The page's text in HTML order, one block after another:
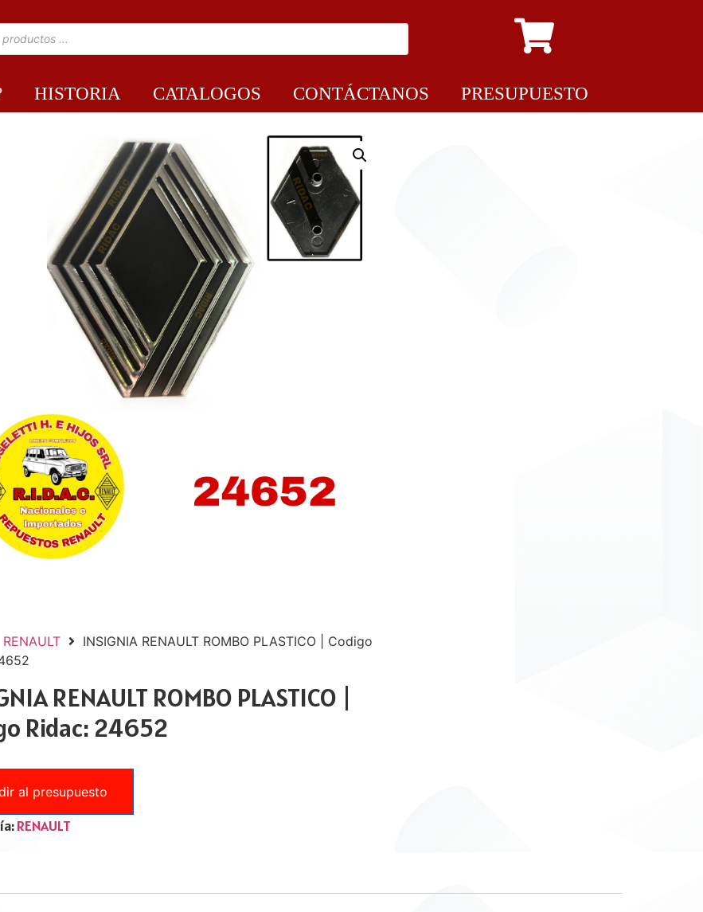
HISTORIA CATALOGOS CONTÁCTANOS PRESUPUESTO
RENAULT
INSIGNIA RENAULT ROMBO PLASTICO | Codigo
RENAULT ROMBO PLASTICO |
Ridac: 24652
al presupuesto
RENAULT